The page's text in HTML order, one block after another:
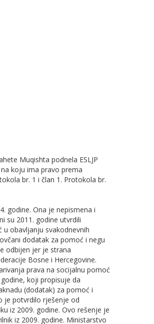
Muqishta podnela ESLJP
koju ima pravo prema
br. 1 i član 1. Protokola br.
godine. Ona je nepismena i
su 2011. godine utvrdili
obavljanju svakodnevnih
dodatak za pomoć i negu
odbijen jer je strana
Bosne i Hercegovine.
prava na socijalnu pomoć
koji propisuje da
(dodatak) za pomoć i
je potvrdilo rješenje od
iz 2009. godine. Ovo rešenje je
iz 2009. godine. Ministarstvo